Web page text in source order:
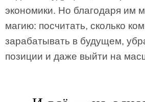
экономики. Но благодаря им
магию: посчитать, сколько
зарабатывать в будущем,
позиции и даже выйти на